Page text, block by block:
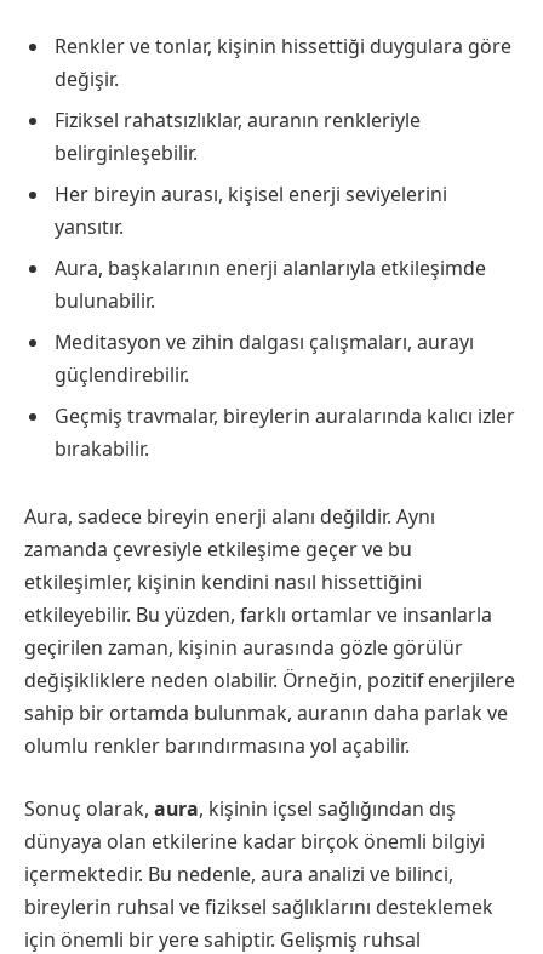
Renkler ve tonlar, kişinin hissettiği duygulara göre
değişir.
Fiziksel rahatsızlıklar, auranın renkleriyle
belirginleşebilir.
Her bireyin aurası, kişisel enerji seviyelerini
yansıtır.
Aura, başkalarının enerji alanlarıyla etkileşimde
bulunabilir.
Meditasyon ve zihin dalgası çalışmaları, aurayı
güçlendirebilir.
Geçmiş travmalar, bireylerin auralarında kalıcı izler
bırakabilir.
Aura, sadece bireyin enerji alanı değildir. Aynı
zamanda çevresiyle etkileşime geçer ve bu
etkileşimler, kişinin kendini nasıl hissettiğini
etkileyebilir. Bu yüzden, farklı ortamlar ve insanlarla
geçirilen zaman, kişinin aurasında gözle görülür
değişikliklere neden olabilir. Örneğin, pozitif enerjilere
sahip bir ortamda bulunmak, auranın daha parlak ve
olumlu renkler barındırmasına yol açabilir.
Sonuç olarak, aura, kişinin içsel sağlığından dış
dünyaya olan etkilerine kadar birçok önemli bilgiyi
içermektedir. Bu nedenle, aura analizi ve bilinci,
bireylerin ruhsal ve fiziksel sağlıklarını desteklemek
için önemli bir yere sahiptir. Gelişmiş ruhsal